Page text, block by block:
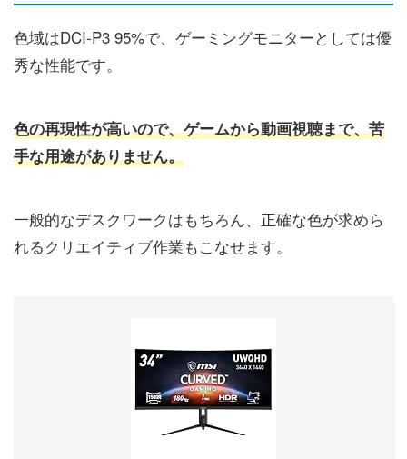
色域はDCI-P3 95%で、ゲーミングモニターとしては優
秀な性能です。
色の再現性が高いので、ゲームから動画視聴まで、苦
手な用途がありません。
一般的なデスクワークはもちろん、正確な色が求めら
れるクリエイティブ作業もこなせます。